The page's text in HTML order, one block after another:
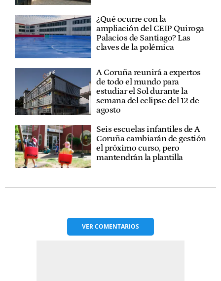
¿Qué ocurre con la
ampliación del CEIP Quiroga
Palacios de Santiago? Las
claves de la polémica
A Coruña reunirá a expertos
de todo el mundo para
estudiar el Sol durante la
semana del eclipse del 12 de
agosto
Seis escuelas infantiles de A
Coruña cambiarán de gestión
el próximo curso, pero
mantendrán la plantilla
VERCOMENTARIOS